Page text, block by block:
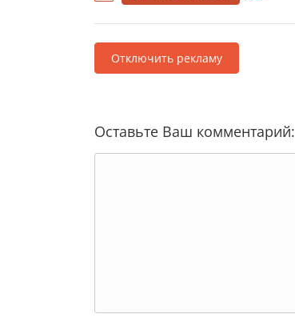
Отключить рекламу
Оставьте Ваш комментарий: